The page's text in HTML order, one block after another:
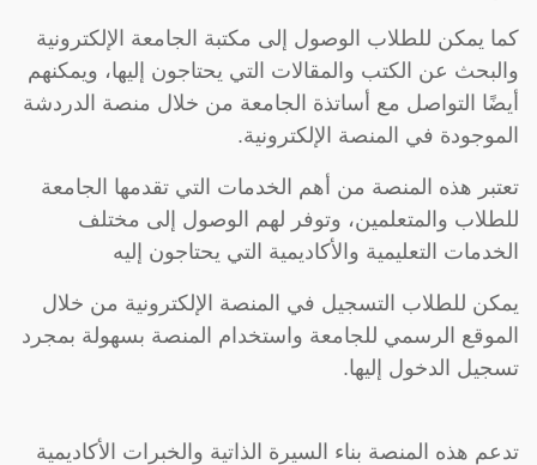
كما يمكن للطلاب الوصول إلى مكتبة الجامعة الإلكترونية
والبحث عن الكتب والمقالات التي يحتاجون إليها، ويمكنهم
أيضًا التواصل مع أساتذة الجامعة من خلال منصة الدردشة
الموجودة في المنصة الإلكترونية.
تعتبر هذه المنصة من أهم الخدمات التي تقدمها الجامعة
للطلاب والمتعلمين، وتوفر لهم الوصول إلى مختلف
الخدمات التعليمية والأكاديمية التي يحتاجون إليه
يمكن للطلاب التسجيل في المنصة الإلكترونية من خلال
الموقع الرسمي للجامعة واستخدام المنصة بسهولة بمجرد
تسجيل الدخول إليها.
تدعم هذه المنصة بناء السيرة الذاتية والخبرات الأكاديمية